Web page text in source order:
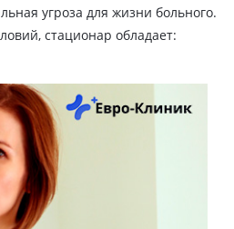
угроза для жизни больного.
стационар обладает: